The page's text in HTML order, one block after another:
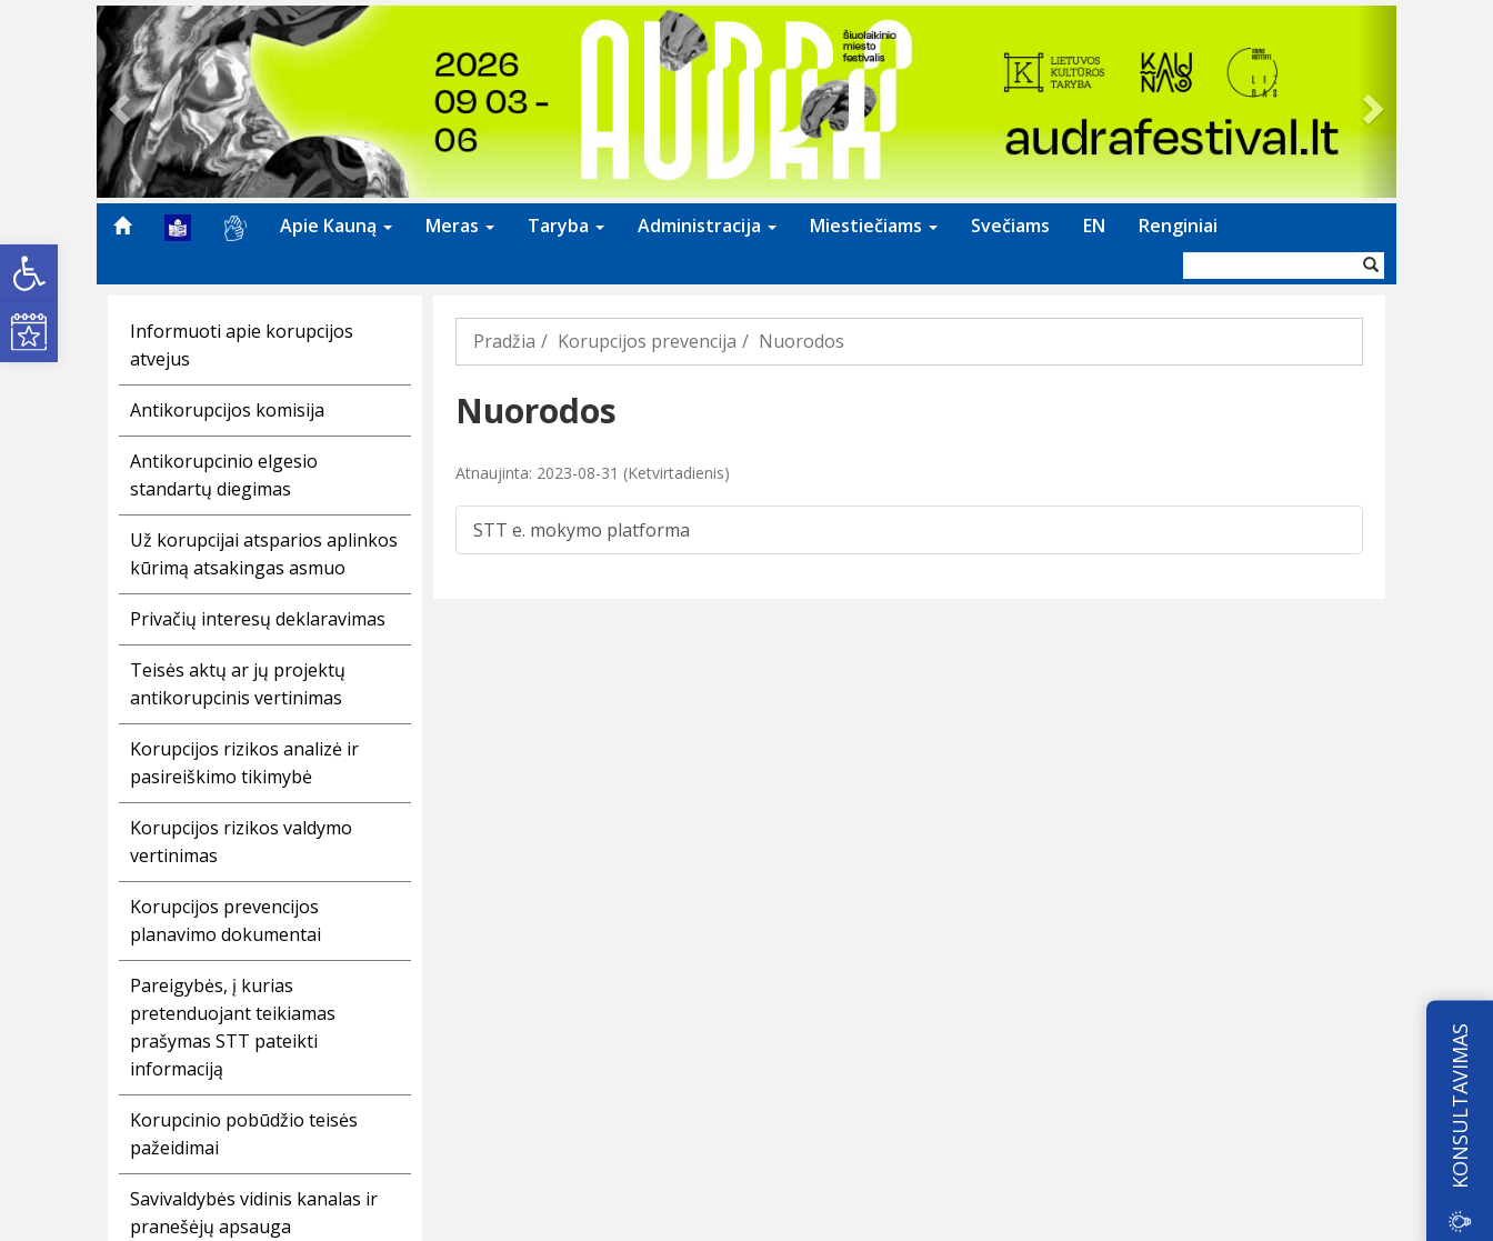
Open toolbar
Kultūros renginiai
Previous
Apie Kauną Meras Taryba Administracija Miestiečiams Svečiams EN Renginiai
forma
Informuoti apie korupcijos
atvejus
Antikorupcijos komisija
Antikorupcinio elgesio
standartų diegimas
Už korupcijai atsparios aplinkos
kūrimą atsakingas asmuo
Privačių interesų deklaravimas
Teisės aktų ar jų projektų
antikorupcinis vertinimas
Korupcijos rizikos analizė ir
pasireiškimo tikimybė
Korupcijos rizikos valdymo
vertinimas
Korupcijos prevencijos
planavimo dokumentai
Pareigybės, į kurias
pretenduojant teikiamas
prašymas STT pateikti
informaciją
Korupcinio pobūdžio teisės
pažeidimai
Savivaldybės vidinis kanalas ir
pranešėjų apsauga
Pradžia Korupcijos prevencija Nuorodos
Nuorodos
Atnaujinta: 2023-08-31 (Ketvirtadienis)
STT e. mokymo platforma
KONSULTAVIMAS